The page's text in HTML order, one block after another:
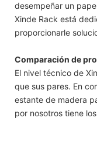
desempeñar un
Xinde Rack está
proporcionarle
Comparación de
El nivel técnico de
que sus pares. En
estante de madera
por nosotros tiene